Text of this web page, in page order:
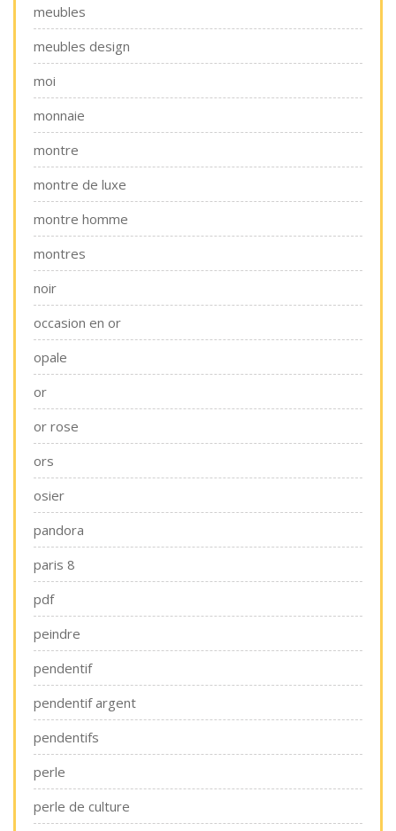
meubles
meubles design
moi
monnaie
montre
montre de luxe
montre homme
montres
noir
occasion en or
opale
or
or rose
ors
osier
pandora
paris 8
pdf
peindre
pendentif
pendentif argent
pendentifs
perle
perle de culture